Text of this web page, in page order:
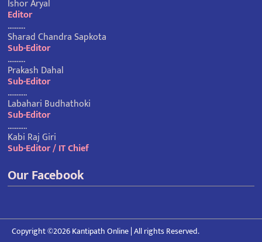
Ishor Aryal
Editor
……….
Sharad Chandra Sapkota
Sub-Editor
……….
Prakash Dahal
Sub-Editor
………..
Labahari Budhathoki
Sub-Editor
………..
Kabi Raj Giri
Sub-Editor / IT Chief
Our Facebook
Copyright ©2026 Kantipath Online | All rights Reserved.